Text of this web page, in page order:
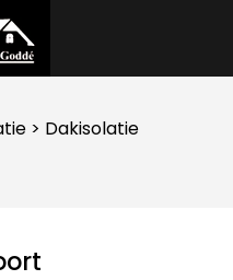
> Dakisolatie